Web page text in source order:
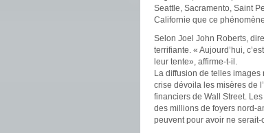
Seattle, Sacramento, Saint
Californie que ce
Selon Joel John Roberts,
terrifiante. « Aujourd’hui,
leur tente», affirme-t-il.
La diffusion de telles
crise dévoila les misères de
financiers de Wall Street.
des millions de foyers nord-
peuvent pour avoir ne serait-